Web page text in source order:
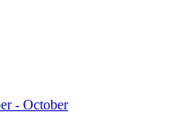
- October